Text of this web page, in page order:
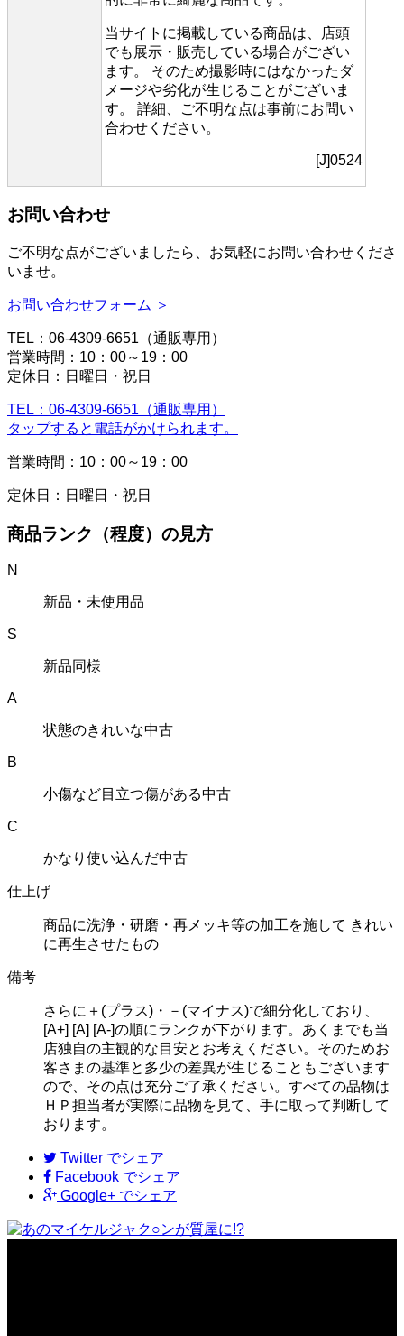
当サイトに掲載している商品は、店頭
でも展示・販売している場合がござい
ます。 そのため撮影時にはなかったダ
メージや劣化が生じることがございま
す。 詳細、ご不明な点は事前にお問い
合わせください。
[J]0524
お問い合わせ
ご不明な点がございましたら、お気軽にお問い合わせくださ
いませ。
お問い合わせフォーム ＞
TEL：06-4309-6651（通販専用）
営業時間：10：00～19：00
定休日：日曜日・祝日
TEL：06-4309-6651（通販専用）
タップすると電話がかけられます。
営業時間：10：00～19：00
定休日：日曜日・祝日
商品ランク（程度）の見方
N
新品・未使用品
S
新品同様
A
状態のきれいな中古
B
小傷など目立つ傷がある中古
C
かなり使い込んだ中古
仕上げ
商品に洗浄・研磨・再メッキ等の加工を施して きれい
に再生させたもの
備考
さらに＋(プラス)・－(マイナス)で細分化しており、
[A+] [A] [A-]の順にランクが下がります。あくまでも当
店独自の主観的な目安とお考えください。そのためお
客さまの基準と多少の差異が生じることもございます
ので、その点は充分ご了承ください。すべての品物は
ＨＰ担当者が実際に品物を見て、手に取って判断して
おります。
Twitter でシェア
Facebook でシェア
Google+ でシェア